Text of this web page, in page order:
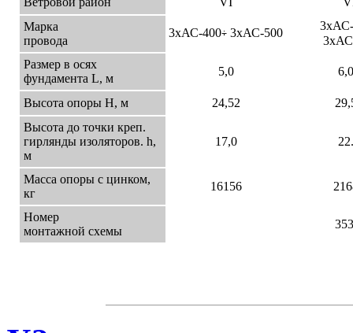
Марка
провода
3хАС-400÷ 3хАС-500
Размер в осях
фундамента L, м
5,0
Высота опоры Н, м 24,52
Высота до точки креп.
гирлянды изоляторов. h,
м
17,0
Масса опоры с цинком,
кг
16156
Номер
монтажной схемы